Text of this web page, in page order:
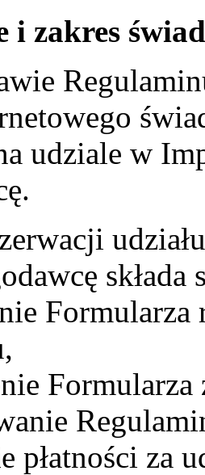
i zakres
udziale w
Formularza
płatności za